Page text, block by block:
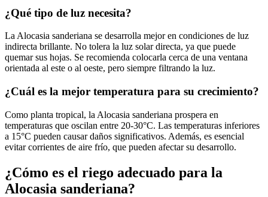
¿Qué tipo de luz necesita?
La Alocasia sanderiana se desarrolla mejor en condiciones de luz
indirecta brillante. No tolera la luz solar directa, ya que puede
quemar sus hojas. Se recomienda colocarla cerca de una ventana
orientada al este o al oeste, pero siempre filtrando la luz.
¿Cuál es la mejor temperatura para su crecimiento?
Como planta tropical, la Alocasia sanderiana prospera en
temperaturas que oscilan entre 20-30°C. Las temperaturas inferiores
a 15°C pueden causar daños significativos. Además, es esencial
evitar corrientes de aire frío, que pueden afectar su desarrollo.
¿Cómo es el riego adecuado para la
Alocasia sanderiana?